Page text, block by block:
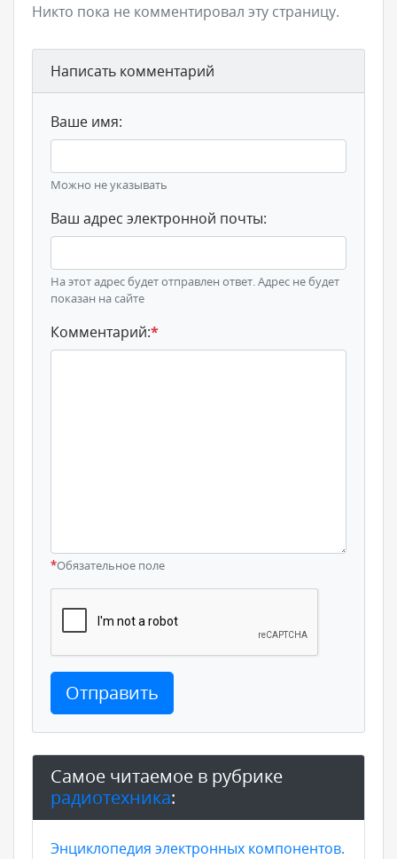
Никто пока не комментировал эту страницу.
Написать комментарий
Ваше имя:
Можно не указывать
Ваш адрес электронной почты:
На этот адрес будет отправлен ответ. Адрес не будет
показан на сайте
Комментарий:*
*Обязательное поле
Отправить
Самое читаемое в рубрике
радиотехника:
Энциклопедия электронных компонентов.